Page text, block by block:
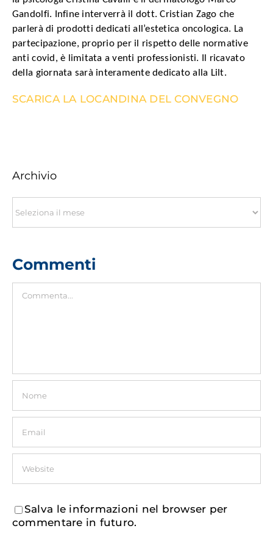
Gandolfi. Infine interverrà il dott. Cristian Zago che
parlerà di prodotti dedicati all’estetica oncologica. La
partecipazione, proprio per il rispetto delle normative
anti covid, è limitata a venti professionisti. Il ricavato
della giornata sarà interamente dedicato alla Lilt.
SCARICA LA LOCANDINA DEL CONVEGNO
Archivio
Commenti
Salva le informazioni nel browser per
commentare in futuro.